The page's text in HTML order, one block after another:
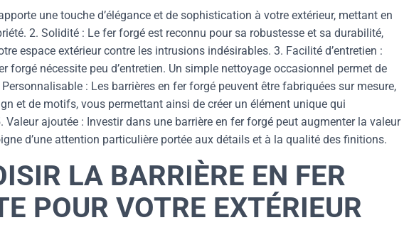
une touche d’élégance et de sophistication à votre extérieur, mettant en
2. Solidité : Le fer forgé est reconnu pour sa robustesse et sa durabilité,
espace extérieur contre les intrusions indésirables. 3. Facilité d’entretien :
forgé nécessite peu d’entretien. Un simple nettoyage occasionnel permet de
: Les barrières en fer forgé peuvent être fabriquées sur mesure,
et de motifs, vous permettant ainsi de créer un élément unique qui
ajoutée : Investir dans une barrière en fer forgé peut augmenter la valeur
d’une attention particulière portée aux détails et à la qualité des finitions.
LA BARRIÈRE EN FER
POUR VOTRE EXTÉRIEUR